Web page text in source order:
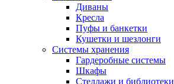
Диваны
Кресла
Пуфы и банкетки
Кушетки и шезлонги
Системы хранения
Гардеробные системы
Шкафы
Стеллажи и библиотеки